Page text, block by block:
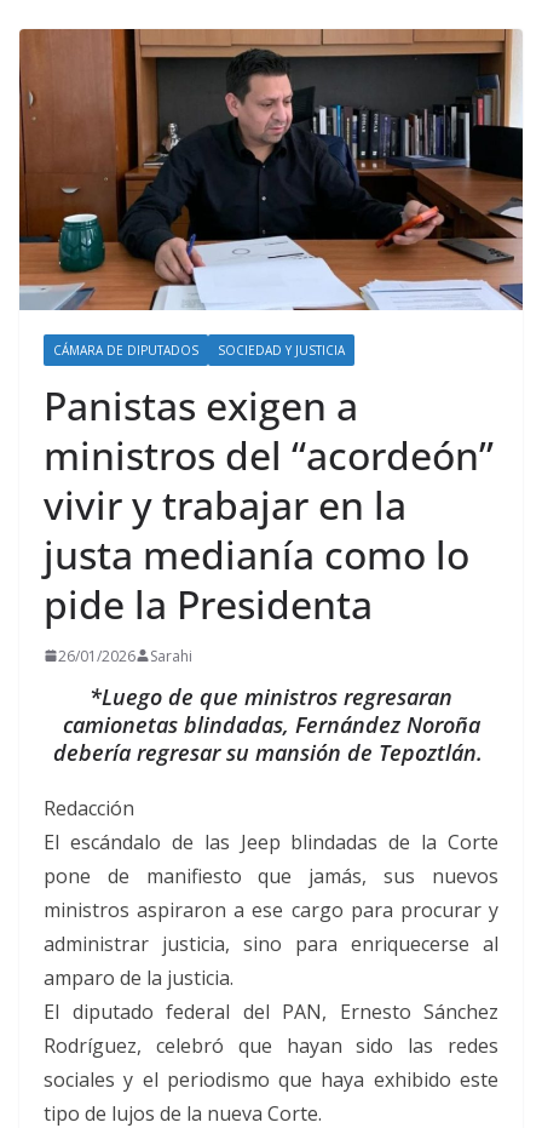
CÁMARA DE DIPUTADOS SOCIEDAD Y JUSTICIA
Panistas exigen a
ministros del “acordeón”
vivir y trabajar en la
justa medianía como lo
pide la Presidenta
26/01/2026 Sarahi
*Luego de que ministros regresaran
camionetas blindadas, Fernández Noroña
debería regresar su mansión de Tepoztlán.
Redacción
El escándalo de las Jeep blindadas de la Corte
pone de manifiesto que jamás, sus nuevos
ministros aspiraron a ese cargo para procurar y
administrar justicia, sino para enriquecerse al
amparo de la justicia.
El diputado federal del PAN, Ernesto Sánchez
Rodríguez, celebró que hayan sido las redes
sociales y el periodismo que haya exhibido este
tipo de lujos de la nueva Corte.